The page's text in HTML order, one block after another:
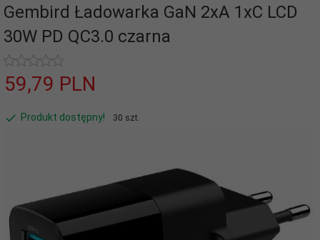
Gembird Ładowarka GaN 2xA 1xC LCD
30W PD QC3.0 czarna
59,79 PLN
Produkt dostępny! 30 szt.